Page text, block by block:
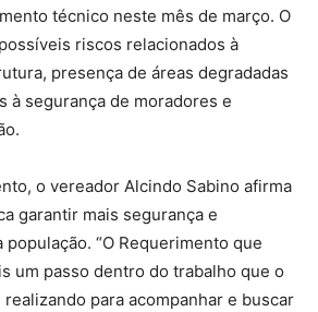
técnico neste mês de março. O
riscos relacionados à
presença de áreas degradadas
à segurança de moradores e
o vereador Alcindo Sabino afirma
garantir mais segurança e
“O Requerimento que
um passo dentro do trabalho que o
para acompanhar e buscar